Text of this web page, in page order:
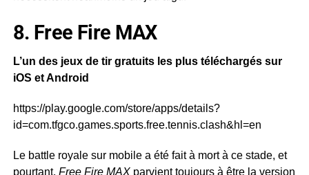
8. Free Fire MAX
L’un des jeux de tir gratuits les plus téléchargés sur
iOS et Android
https://play.google.com/store/apps/details?
id=com.tfgco.games.sports.free.tennis.clash&hl=en
Le battle royale sur mobile a été fait à mort à ce stade, et
pourtant, Free Fire MAXparvient toujours à être la version